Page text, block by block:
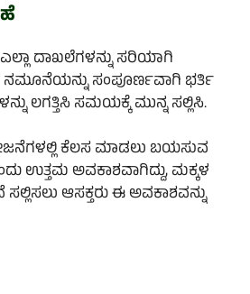
ದಾಖಲೆಗಳನ್ನು ಸರಿಯಾಗಿ
ನಮೂನೆಯನ್ನು ಸಂಪೂರ್ಣವಾಗಿ ಭರ್ತಿ
ಲಗತ್ತಿಸಿ ಸಮಯಕ್ಕೆ ಮುನ್ನ ಸಲ್ಲಿಸಿ.
ಕೆಲಸ ಮಾಡಲು ಬಯಸುವ
ಉತ್ತಮ ಅವಕಾಶವಾಗಿದ್ದು, ಮಕ್ಕಳ
ಸಲ್ಲಿಸಲು ಆಸಕ್ತರು ಈ ಅವಕಾಶವನ್ನು